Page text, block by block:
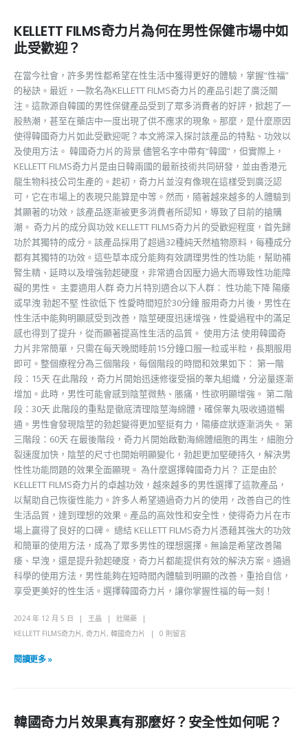
KELLETT FILMS奇力片為何在男性保健市場中如
此受歡迎？
在當今社會，許多男性都希望在性生活中獲得更好的體驗，掌握“性福”
的秘訣。最近，一款名為KELLETT FILMS奇力片的產品引起了廣泛關
注。這款源自韓國的男性保健產品受到了眾多消費者的好評，掀起了一
股熱潮，甚至在藥店中一度出現了供不應求的現象。那麼，是什麼原因
使得韓國奇力片如此受歡迎呢？本文將深入探討該產品的特點、功效以
及使用方法。 韓國奇力片的背景 儘管名字中帶有“韓國”，但實際上，
KELLETT FILMS奇力片是由日韓兩國的最新技術共同研發，並由香港元
龍生物科技公司生產的。起初，奇力片並沒有像現在這樣受到廣泛認
可，它在市場上的表現只能算是中等。然而，隨著越來越多的人體驗到
其顯著的功效，該產品逐漸被更多消費者所認知，導致了目前的搶購
潮。 奇力片的成分與功效 KELLETT FILMS奇力片的受歡迎程度，首先歸
功於其獨特的成分。該產品採用了超過32種純天然植物原料，每種成分
都有其獨特的功效。這些草本成分能夠有效調理男性的性功能，幫助補
腎生精、延時以及增強勃起硬度，非常適合因壓力過大而導致性功能障
礙的男性。 主要適用人群 奇力片特別適合以下人群： 性功能下降 陽痿
或早洩 勃起不堅 性欲低下 性愛時間短於30分鐘 服用奇力片後，男性在
性生活中能夠明顯感受到改善，陰莖硬度迅速增強，性愛過程中的滿足
感也得到了提升，從而顯著提高性生活的品質。 使用方法 使用韓國奇
力片非常簡單，只需在每天晚間睡前15分鐘口服一粒或半粒，長期服用
即可。整個療程分為三個階段，每個階段的時間和效果如下： 第一階
段：15天 在此階段，奇力片開始迅速修復受損的睾丸組織，分泌量逐漸
增加。此時，男性可能會感到陰莖微熱、脹痛，性欲明顯增強。 第二階
段：30天 此階段的重點是徹底清理陰莖海綿體，確保睾丸吸收通道暢
通。男性會發現陰莖的勃起變得更加堅挺有力，陽痿症狀逐漸消失。 第
三階段：60天 在最後階段，奇力片開始啟動海綿體細胞的再生，細胞分
裂速度加快，陰莖的尺寸也開始明顯變化，勃起更加堅硬持久，解決男
性性功能問題的效果全面顯現。 為什麼選擇韓國奇力片？ 正是由於
KELLETT FILMS奇力片的卓越功效，越來越多的男性選擇了這款產品，
以幫助自己恢復性能力。許多人希望通過奇力片的使用，改善自己的性
生活品質，達到理想的效果。產品的高效性和安全性，使得奇力片在市
場上贏得了良好的口碑。 總結 KELLETT FILMS奇力片憑藉其強大的功效
和簡單的使用方法，成為了眾多男性的理想選擇。無論是希望改善陽
痿、早洩，還是提升勃起硬度，奇力片都能提供有效的解決方案。通過
科學的使用方法，男性能夠在短時間內體驗到明顯的改善，重拾自信，
享受更美好的性生活。選擇韓國奇力片，讓你掌握性福的每一刻！
2024 年 12 月 5 日 王晶
壯陽藥
KELLETT FILMS奇力片, 奇力片, 韓國奇力片 0 則留言
閱讀更多 »
韓國奇力片效果真有那麼好？安全性如何呢？